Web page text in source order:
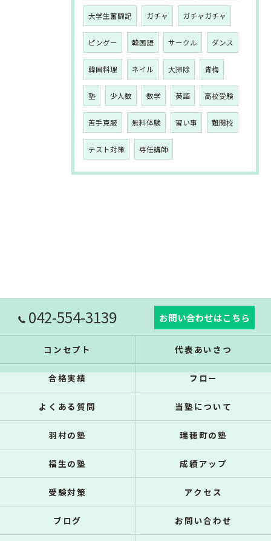
大学生奮闘記 ガチャ ガチャガチャ
ピングー 韓国語 サークル ダンス
韓国料理 ネイル 大掃除 青梅
塾 少人数 数学 英語 高校受験
苦手克服 無料体験 習い事 難関校
テスト対策 専任講師
042-554-3139 お問い合わせはこちら
コンセプト 代表あいさつ
合格実績 フロー
よくある質問 当塾について
羽村の塾 瑞穂町の塾
福生の塾 成績アップ
受験対策 アクセス
ブログ お問い合わせ